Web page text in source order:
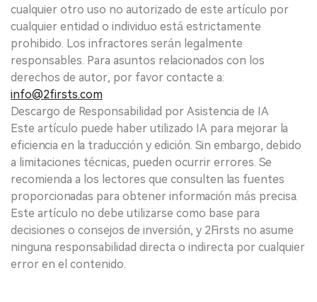
cualquier otro uso no autorizado de este artículo por
cualquier entidad o individuo está estrictamente
prohibido. Los infractores serán legalmente
responsables. Para asuntos relacionados con los
derechos de autor, por favor contacte a:
info@2firsts.com
Descargo de Responsabilidad por Asistencia de IA
Este artículo puede haber utilizado IA para mejorar la
eficiencia en la traducción y edición. Sin embargo, debido
a limitaciones técnicas, pueden ocurrir errores. Se
recomienda a los lectores que consulten las fuentes
proporcionadas para obtener información más precisa.
Este artículo no debe utilizarse como base para
decisiones o consejos de inversión, y 2Firsts no asume
ninguna responsabilidad directa o indirecta por cualquier
error en el contenido.